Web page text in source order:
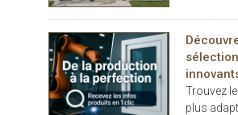
Trouvez
plus